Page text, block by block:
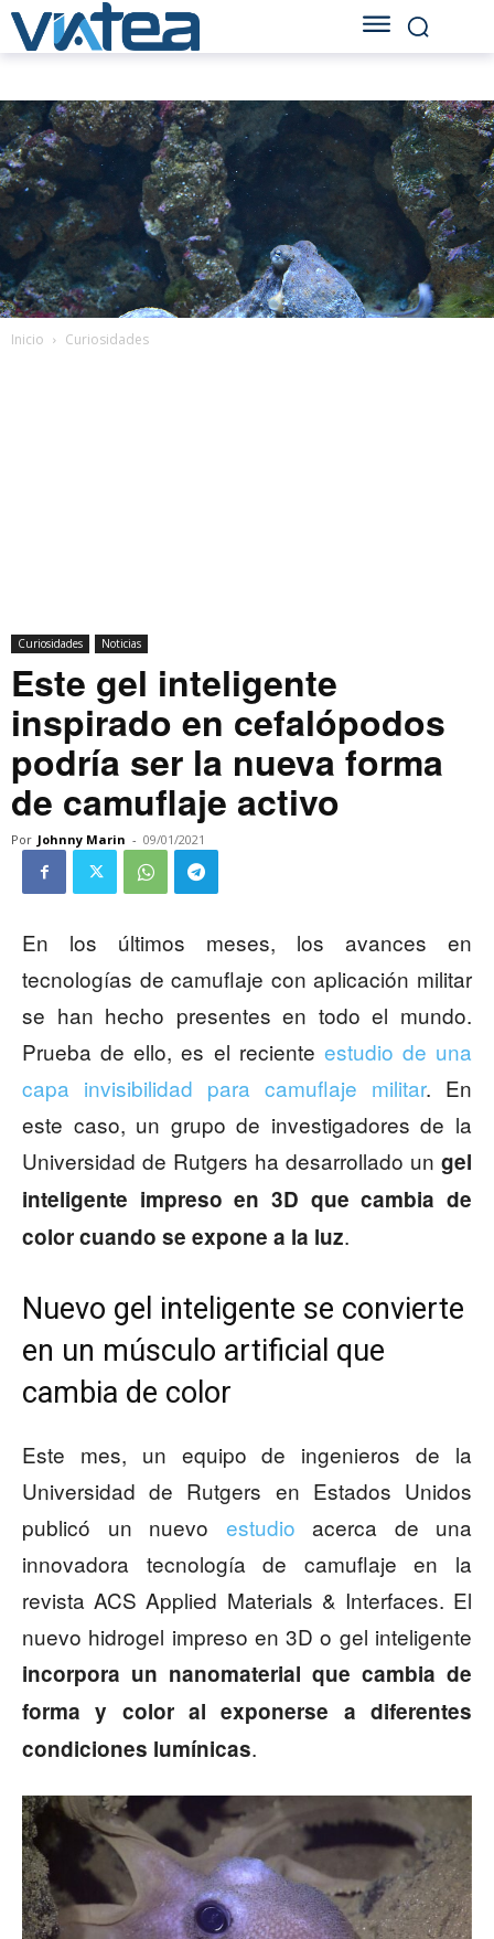
Inicio Curiosidades
Curiosidades Noticias
Este gel inteligente
inspirado en cefalópodos
podría ser la nueva forma
de camuflaje activo
Por Johnny Marin - 09/01/2021
En los últimos meses, los avances en
tecnologías de camuflaje con aplicación militar
se han hecho presentes en todo el mundo.
Prueba de ello, es el reciente estudio de una
capa invisibilidad para camuflaje militar. En
este caso, un grupo de investigadores de la
Universidad de Rutgers ha desarrollado un gel
inteligente impreso en 3D que cambia de
color cuando se expone a la luz.
Nuevo gel inteligente se convierte
en un músculo artificial que
cambia de color
Este mes, un equipo de ingenieros de la
Universidad de Rutgers en Estados Unidos
publicó un nuevo estudio acerca de una
innovadora tecnología de camuflaje en la
revista ACS Applied Materials & Interfaces. El
nuevo hidrogel impreso en 3D o gel inteligente
incorpora un nanomaterial que cambia de
forma y color al exponerse a diferentes
condiciones lumínicas.